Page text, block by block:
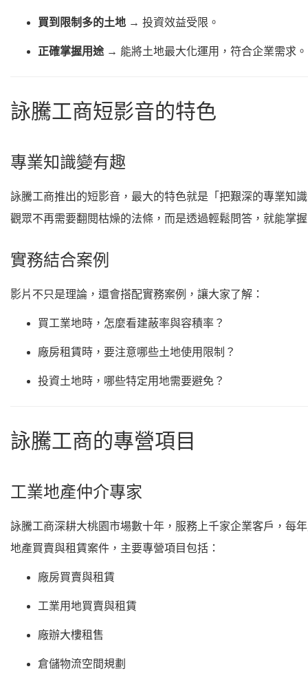
買到限制多的土地 → 投資效益受限。
正確掌握用途 → 能將土地最大化運用，符合企業需求。
詠騰工商短影音的特色
專業知識變有趣
詠騰工商推出的短影音，最大的特色就是「把艱深的專業知
觀眾不再需要翻閱枯燥的法條，而是透過輕鬆問答，就能掌
實務結合案例
影片不只是理論，還會搭配實務案例，讓大家了解：
買工業地時，怎麼看建蔽率與容積率？
廠房租賃時，要注意哪些土地使用限制？
投資土地時，哪些特定用地需要避免？
詠騰工商的專營項目
工業地產仲介專家
詠騰工商深耕大桃園市場數十年，服務上千家企業客戶，每
地產買賣與租賃案件，主要專營項目包括：
廠房買賣與租賃
工業用地買賣與租賃
廠辦大樓租售
倉儲物流空間規劃